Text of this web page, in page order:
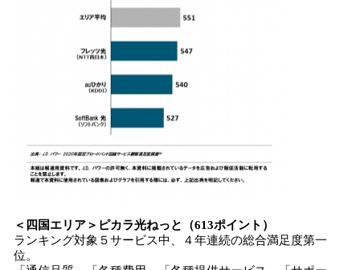
＜ 四国エリア＞ ピカラ光ねっと （613ポイント）
ランキング対象５サービス中、４年連続の総合満足度第一
位。